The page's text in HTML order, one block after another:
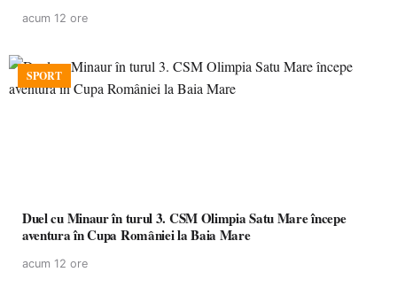
acum 12 ore
SPORT
Duel cu Minaur în turul 3. CSM Olimpia Satu Mare începe
aventura în Cupa României la Baia Mare
acum 12 ore